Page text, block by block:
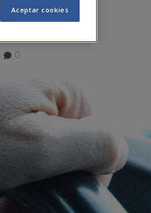
0
Aceptar cookies